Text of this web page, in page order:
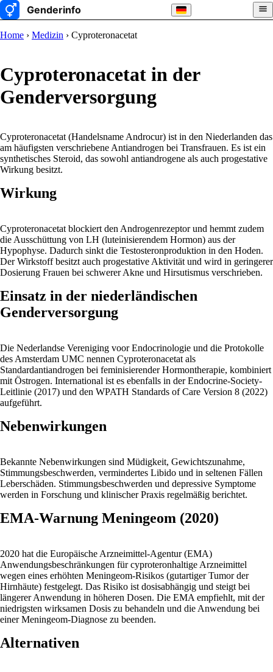
Home › Medizin › Cyproteronacetat
Cyproteronacetat in der
Genderversorgung
Cyproteronacetat (Handelsname Androcur) ist in den Niederlanden das
am häufigsten verschriebene Antiandrogen bei Transfrauen. Es ist ein
synthetisches Steroid, das sowohl antiandrogene als auch progestative
Wirkung besitzt.
Wirkung
Cyproteronacetat blockiert den Androgenrezeptor und hemmt zudem
die Ausschüttung von LH (luteinisierendem Hormon) aus der
Hypophyse. Dadurch sinkt die Testosteronproduktion in den Hoden.
Der Wirkstoff besitzt auch progestative Aktivität und wird in geringerer
Dosierung Frauen bei schwerer Akne und Hirsutismus verschrieben.
Einsatz in der niederländischen
Genderversorgung
Die Nederlandse Vereniging voor Endocrinologie und die Protokolle
des Amsterdam UMC nennen Cyproteronacetat als
Standardantiandrogen bei feminisierender Hormontherapie, kombiniert
mit Östrogen. International ist es ebenfalls in der Endocrine-Society-
Leitlinie (2017) und den WPATH Standards of Care Version 8 (2022)
aufgeführt.
Nebenwirkungen
Bekannte Nebenwirkungen sind Müdigkeit, Gewichtszunahme,
Stimmungsbeschwerden, vermindertes Libido und in seltenen Fällen
Leberschäden. Stimmungsbeschwerden und depressive Symptome
werden in Forschung und klinischer Praxis regelmäßig berichtet.
EMA-Warnung Meningeom (2020)
2020 hat die Europäische Arzneimittel-Agentur (EMA)
Anwendungsbeschränkungen für cyproteronhaltige Arzneimittel
wegen eines erhöhten Meningeom-Risikos (gutartiger Tumor der
Hirnhäute) festgelegt. Das Risiko ist dosisabhängig und steigt bei
längerer Anwendung in höheren Dosen. Die EMA empfiehlt, mit der
niedrigsten wirksamen Dosis zu behandeln und die Anwendung bei
einer Meningeom-Diagnose zu beenden.
Alternativen